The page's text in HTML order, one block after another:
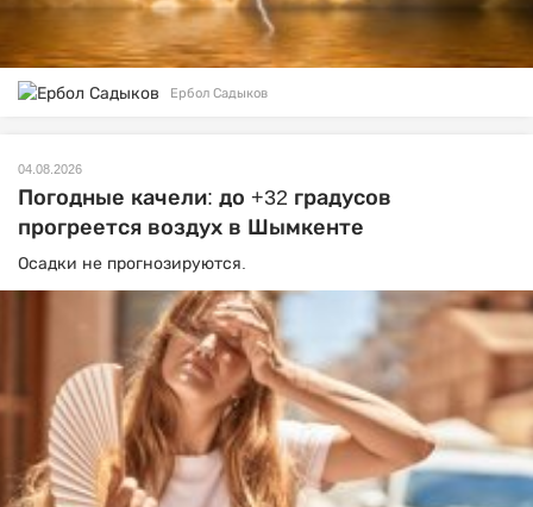
Ербол Садыков
04.08.2026
Погодные качели: до +32 градусов
прогреется воздух в Шымкенте
Осадки не прогнозируются.